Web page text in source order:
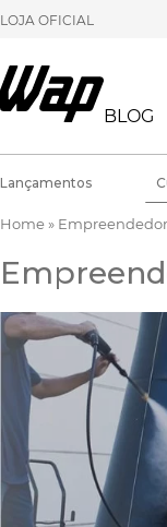
LOJA OFICIAL
BLOG
Lançamentos
Home»